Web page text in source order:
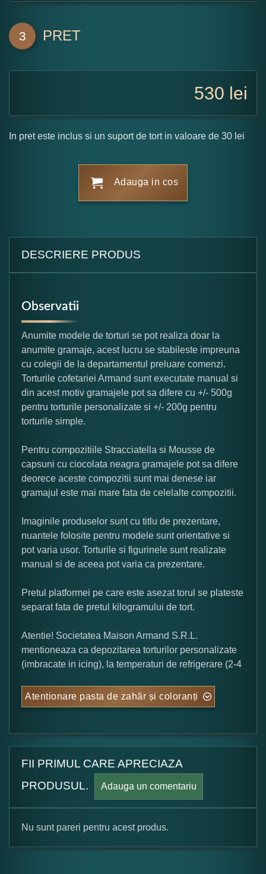
3 PRET
530 lei
In pret este inclus si un suport de tort in valoare de 30 lei
Adauga in cos
DESCRIERE PRODUS
Observatii
Anumite modele de torturi se pot realiza doar la
anumite gramaje, acest lucru se stabileste impreuna
cu colegii de la departamentul preluare comenzi.
Torturile cofetariei Armand sunt executate manual si
din acest motiv gramajele pot sa difere cu +/- 500g
pentru torturile personalizate si +/- 200g pentru
torturile simple.
Pentru compozitiile Stracciatella si Mousse de
capsuni cu ciocolata neagra gramajele pot sa difere
deorece aceste compozitii sunt mai denese iar
gramajul este mai mare fata de celelalte compozitii.
Imaginile produselor sunt cu titlu de prezentare,
nuantele folosite pentru modele sunt orientative si
pot varia usor. Torturile si figurinele sunt realizate
manual si de aceea pot varia ca prezentare.
Pretul platformei pe care este asezat torul se plateste
separat fata de pretul kilogramului de tort.
Atentie! Societatea Maison Armand S.R.L.
mentioneaza ca depozitarea torturilor personalizate
(imbracate in icing), la temperaturi de refrigerare (2-4
Atentionare pasta de zahăr și coloranți
FII PRIMUL CARE APRECIAZA
PRODUSUL.
Adauga un comentariu
Formular pareri client
Nu sunt pareri pentru acest produs.